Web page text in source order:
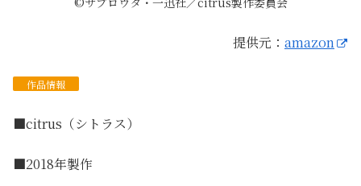
提供元： amazon
作品情報
■citrus（シトラス）
■2018年製作